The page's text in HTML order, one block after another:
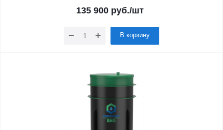
135 900руб./шт
В корзину